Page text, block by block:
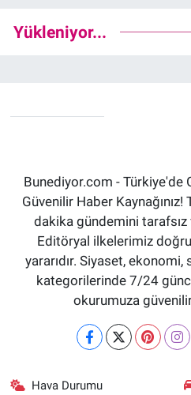
Yükleniyor...
Bunediyor.com - Türkiye'de
Güvenilir Haber
dakika gündemini tarafsız
Editöryal ilkelerimiz
yararıdır. Siyaset,
kategorilerinde 7/24
okurumuza
Hava Durumu